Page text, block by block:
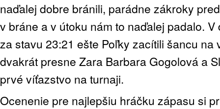
naďalej dobre bránili, parádne zákroky
v bráne a v útoku nám to naďalej padalo.
za stavu 23:21 ešte Poľky zacítili šancu na
dvakrát presne Zara Barbara Gogolová a
prvé víťazstvo na turnaji.
Ocenenie pre najlepšiu hráčku zápasu si